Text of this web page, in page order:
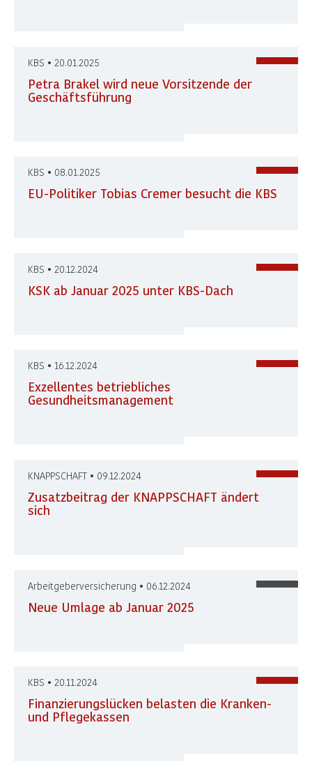
KBS • 20.01.2025
Petra Brakel wird neue Vorsitzende der
Geschäftsführung
KBS • 08.01.2025
EU-Politiker Tobias Cremer besucht die KBS
KBS • 20.12.2024
KSK ab Januar 2025 unter KBS-Dach
KBS • 16.12.2024
Exzellentes betriebliches
Gesundheitsmanagement
KNAPPSCHAFT • 09.12.2024
Zusatzbeitrag der KNAPPSCHAFT ändert
sich
Arbeitgeberversicherung • 06.12.2024
Neue Umlage ab Januar 2025
KBS • 20.11.2024
Finanzierungslücken belasten die Kranken-
und Pflegekassen